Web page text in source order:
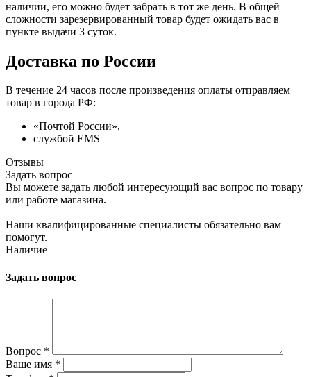
наличии, его можно будет забрать в тот же день. В общей
сложности зарезервированный товар будет ожидать вас в
пункте выдачи 3 суток.
Доставка по России
В течение 24 часов после произведения оплаты отправляем
товар в города РФ:
«Почтой России»,
службой EMS
Отзывы
Задать вопрос
Вы можете задать любой интересующий вас вопрос по товару
или работе магазина.
Наши квалифицированные специалисты обязательно вам
помогут.
Наличие
Задать вопрос
Вопрос *
Ваше имя *